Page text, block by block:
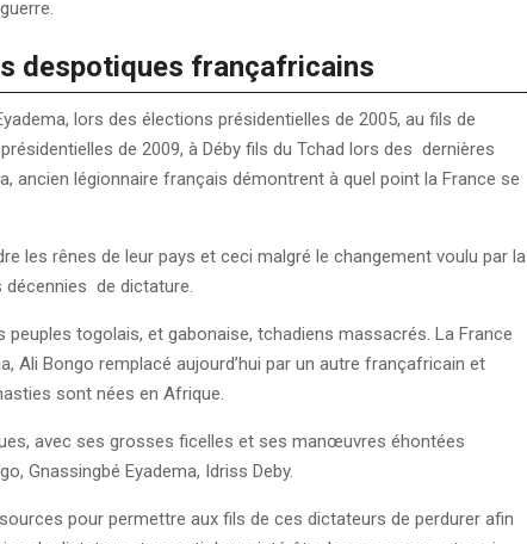
despotiques françafricains
lors des élections présidentielles de 2005, au fils de
de 2009, à Déby fils du Tchad lors des dernières
ancien légionnaire français démontrent à quel point la France se
les rênes de leur pays et ceci malgré le changement voulu par la
décennies de dictature.
togolais, et gabonaise, tchadiens massacrés. La France
Ali Bongo remplacé aujourd’hui par un autre françafricain et
sont nées en Afrique.
avec ses grosses ficelles et ses manœuvres éhontées
Gnassingbé Eyadema, Idriss Deby.
pour permettre aux fils de ces dictateurs de perdurer afin